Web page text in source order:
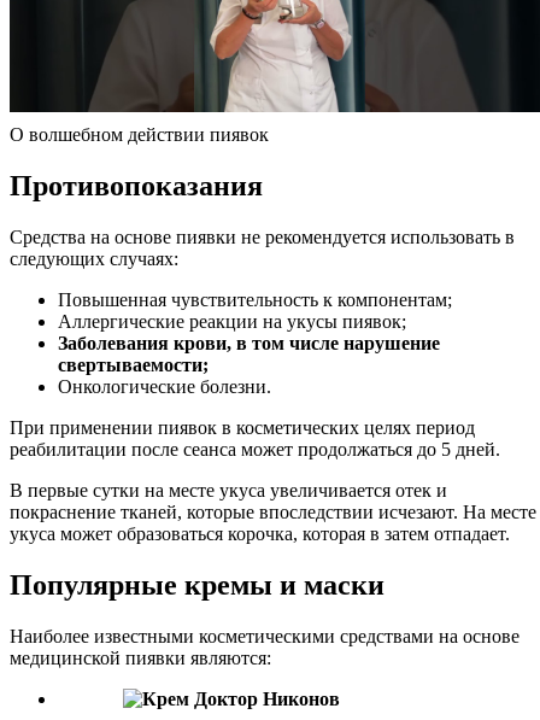
О волшебном действии пиявок
Противопоказания
Средства на основе пиявки не рекомендуется использовать в
следующих случаях:
Повышенная чувствительность к компонентам;
Аллергические реакции на укусы пиявок;
Заболевания крови, в том числе нарушение
свертываемости;
Онкологические болезни.
При применении пиявок в косметических целях период
реабилитации после сеанса может продолжаться до 5 дней.
В первые сутки на месте укуса увеличивается отек и
покраснение тканей, которые впоследствии исчезают. На месте
укуса может образоваться корочка, которая в затем отпадает.
Популярные кремы и маски
Наиболее известными косметическими средствами на основе
медицинской пиявки являются: